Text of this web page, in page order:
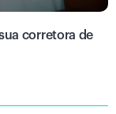
corretora de